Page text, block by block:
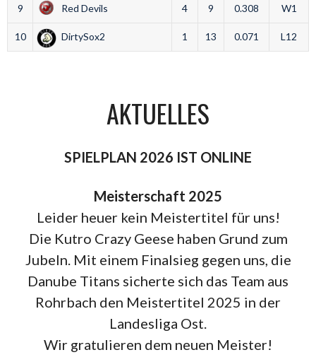
9 Red Devils 4 9 0.308 W1
10 DirtySox2 1 13 0.071 L12
AKTUELLES
SPIELPLAN 2026 IST ONLINE
Meisterschaft 2025
Leider heuer kein Meistertitel für uns!
Die Kutro Crazy Geese haben Grund zum
Jubeln. Mit einem Finalsieg gegen uns, die
Danube Titans sicherte sich das Team aus
Rohrbach den Meistertitel 2025 in der
Landesliga Ost.
Wir gratulieren dem neuen Meister!